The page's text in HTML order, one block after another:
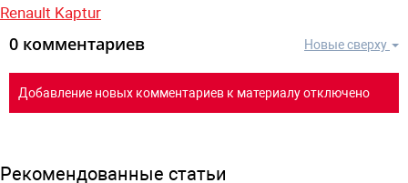
Renault Kaptur
Новые сверху
0 комментариев
Добавление новых комментариев к материалу отключено
Рекомендованные статьи